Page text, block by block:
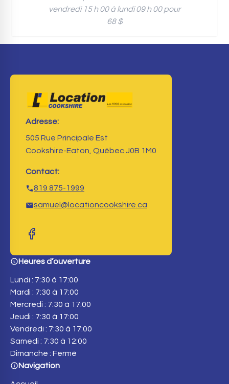
vendredi 15 h 00 à lundi 09 h 00 pour
68 $
Adresse:
505 Rue Principale Est
Cookshire-Eaton, Québec J0B 1M0
Contact:
819 875-1999
samuel@locationcookshire.ca
Heures d’ouverture
Lundi : 7:30 à 17:00
Mardi : 7:30 à 17:00
Mercredi : 7:30 à 17:00
Jeudi : 7:30 à 17:00
Vendredi : 7:30 à 17:00
Samedi : 7:30 à 12:00
Dimanche : Fermé
Navigation